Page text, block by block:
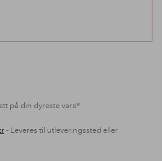
på din dyreste vare*
- Leveres til utleveringssted eller